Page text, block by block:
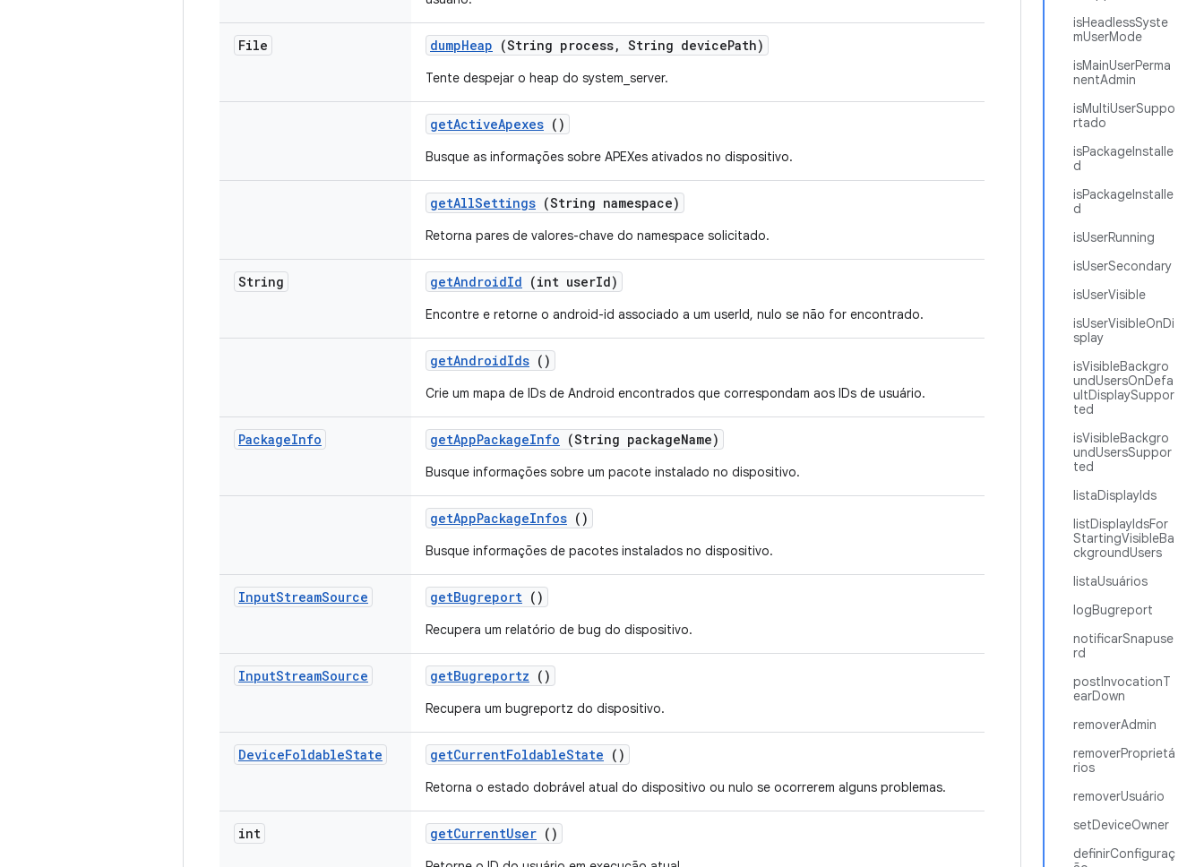
isHeadlessSyste
mUserMode
isMainUserPerma
nentAdmin
isMultiUserSuppo
rtado
isPackageInstalle
d
isPackageInstalle
d
isUserRunning
isUserSecondary
isUserVisible
isUserVisibleOnDi
splay
isVisibleBackgro
undUsersOnDefa
ultDisplaySuppor
ted
isVisibleBackgro
undUsersSuppor
ted
listaDisplayIds
listDisplayIdsFor
StartingVisibleBa
ckgroundUsers
listaUsuários
logBugreport
notificarSnapuse
rd
postInvocationT
earDown
removerAdmin
removerProprietá
rios
removerUsuário
setDeviceOwner
definirConfiguraç
File dumpHeap (String process, String devicePath)
Tente despejar o heap do system_server.
getActiveApexes ()
Busque as informações sobre APEXes ativados no dispositivo.
getAllSettings (String namespace)
Retorna pares de valores-chave do namespace solicitado.
String getAndroidId (int userId)
Encontre e retorne o android-id associado a um userId, nulo se não for encontrado.
getAndroidIds ()
Crie um mapa de IDs de Android encontrados que correspondam aos IDs de usuário.
PackageInfo getAppPackageInfo (String packageName)
Busque informações sobre um pacote instalado no dispositivo.
getAppPackageInfos ()
Busque informações de pacotes instalados no dispositivo.
InputStreamSource getBugreport ()
Recupera um relatório de bug do dispositivo.
InputStreamSource getBugreportz ()
Recupera um bugreportz do dispositivo.
DeviceFoldableState getCurrentFoldableState ()
Retorna o estado dobrável atual do dispositivo ou nulo se ocorrerem alguns problemas.
int getCurrentUser ()